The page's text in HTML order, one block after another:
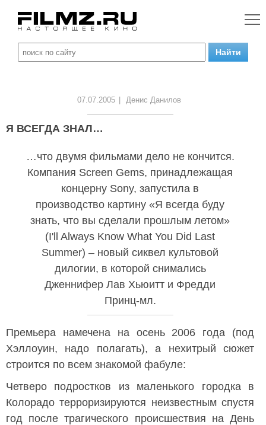
07.07.2005 Денис Данилов
Я ВСЕГДА ЗНАЛ…
…что двумя фильмами дело не кончится.
Компания Screen Gems, принадлежащая
концерну Sony, запустила в
производство картину «Я всегда буду
знать, что вы сделали прошлым летом»
(I'll Always Know What You Did Last
Summer) – новый сиквел культовой
дилогии, в которой снимались
Дженнифер Лав Хьюитт и Фредди
Принц-мл.
Премьера намечена на осень 2006 года (под
Хэллоуин, надо полагать), а нехитрый сюжет
строится по всем знакомой фабуле:
Четверо подростков из маленького городка в
Колорадо терроризируются неизвестным спустя
год после трагического происшествия на День